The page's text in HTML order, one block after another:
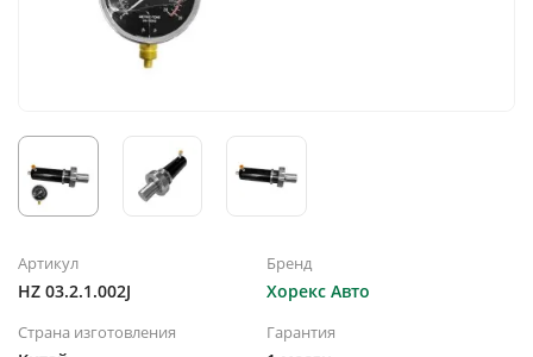
Артикул
HZ 03.2.1.002J
Бренд
Хорекс Авто
Страна изготовления Гарантия